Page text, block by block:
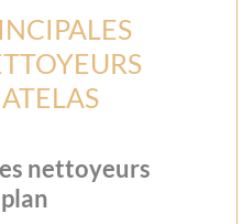
nettoyeurs